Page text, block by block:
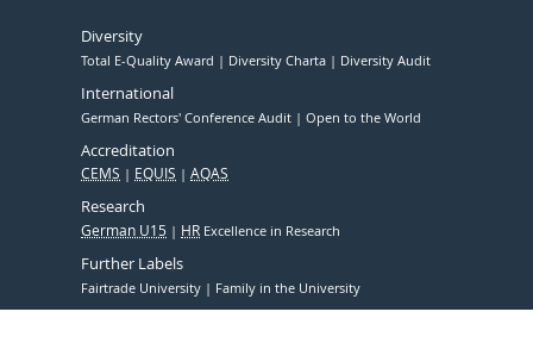
Diversity
Total E-Quality Award Diversity Charta Diversity Audit
International
German Rectors' Conference Audit Open to the World
Accreditation
CEMS EQUIS AQAS
Research
German U15 HR Excellence in Research
Further Labels
Fairtrade University Family in the University